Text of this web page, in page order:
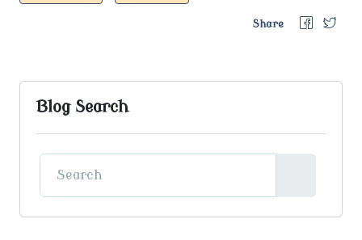
Share
Blog Search